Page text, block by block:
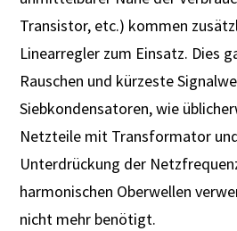
Transistor, etc.) kommen
Linearregler zum Einsatz. Dies
Rauschen und kürzeste
Siebkondensatoren, wie
Netzteile mit Transformator
Unterdrückung der
harmonischen Oberwellen
nicht mehr benötigt.